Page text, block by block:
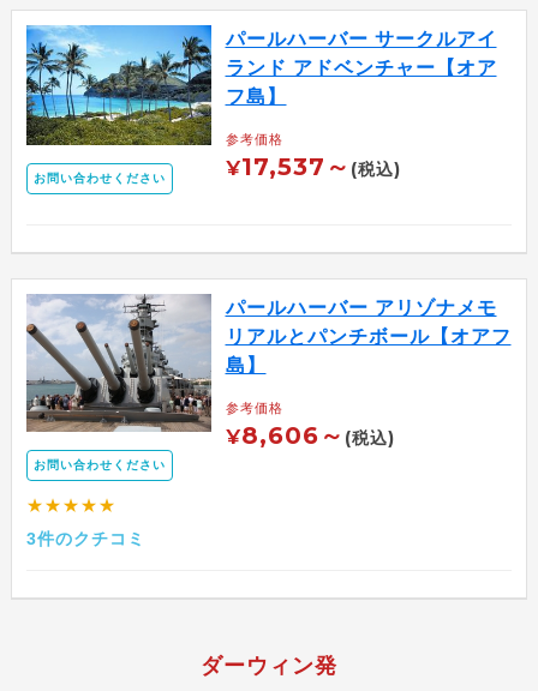
お問い合わせください
パールハーバー サークルアイ
ランド アドベンチャー【オア
フ島】
参考価格
¥17,537～ (税込)
お問い合わせください
★★★★★
3件のクチコミ
パールハーバー アリゾナメモ
リアルとパンチボール【オアフ
島】
参考価格
¥8,606～ (税込)
ダーウィン発